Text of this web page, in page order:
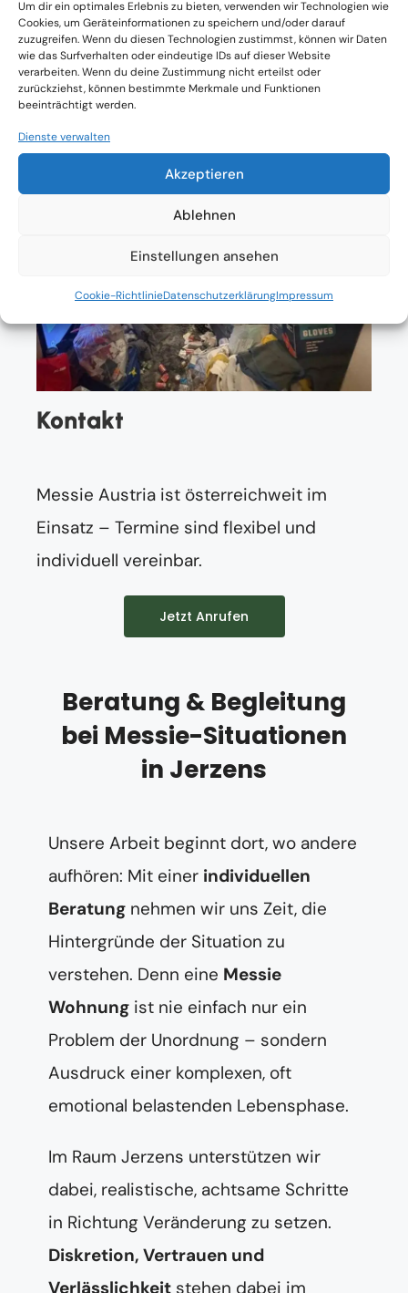
Um dir ein optimales Erlebnis zu bieten, verwenden wir Technologien wie
Cookies, um Geräteinformationen zu speichern und/oder darauf
zuzugreifen. Wenn du diesen Technologien zustimmst, können wir Daten
wie das Surfverhalten oder eindeutige IDs auf dieser Website
verarbeiten. Wenn du deine Zustimmung nicht erteilst oder
zurückziehst, können bestimmte Merkmale und Funktionen
beeinträchtigt werden.
Dienste verwalten
Akzeptieren
Ablehnen
Einstellungen ansehen
Cookie-RichtlinieDatenschutzerklärungImpressum
Zusammenarbeit mit Ämtern ohne
Einverständnis
Kontakt
Messie Austria ist österreichweit im
Einsatz – Termine sind flexibel und
individuell vereinbar.
Jetzt Anrufen
Beratung & Begleitung
bei Messie-Situationen
in Jerzens
Unsere Arbeit beginnt dort, wo andere
aufhören: Mit einer individuellen
Beratung nehmen wir uns Zeit, die
Hintergründe der Situation zu
verstehen. Denn eine Messie
Wohnung ist nie einfach nur ein
Problem der Unordnung – sondern
Ausdruck einer komplexen, oft
emotional belastenden Lebensphase.
Im Raum Jerzens unterstützen wir
dabei, realistische, achtsame Schritte
in Richtung Veränderung zu setzen.
Diskretion, Vertrauen und
Verlässlichkeit stehen dabei im